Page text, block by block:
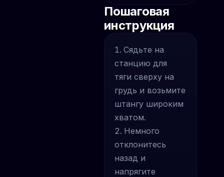
Пошаговая
инструкция
Сядьте на
станцию для
тяги сверху на
грудь и возьмите
штангу широким
хватом.
Немного
отклонитесь
назад и
напрягите